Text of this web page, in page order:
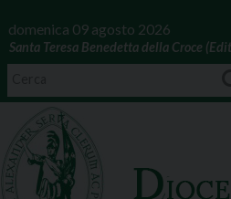
domenica 09 agosto 2026
Santa Teresa Benedetta della Croce